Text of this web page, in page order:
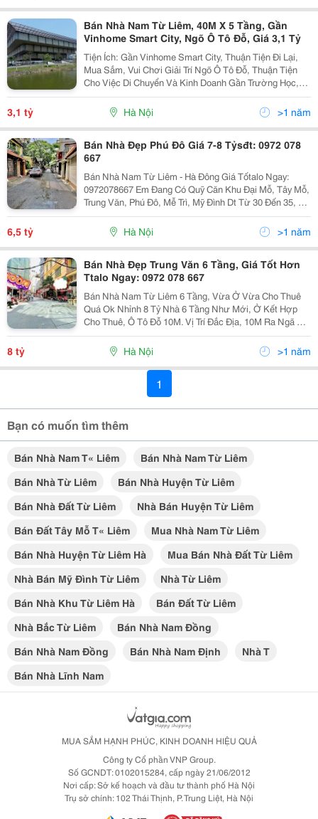
Bán Nhà Nam Từ Liêm, 40M X 5 Tầng, Gần
Vinhome Smart City, Ngõ Ô Tô Đỗ, Giá 3,1 Tỷ
Tiện Ích: Gần Vinhome Smart City, Thuận Tiện Đi Lại,
Mua Sắm, Vui Chơi Giải Trí Ngõ Ô Tô Đỗ, Thuận Tiện
Cho Việc Di Chuyển Và Kinh Doanh Gần Trường Học,
Bệnh Viện, Chợ, Siêu Thị,... Mô Tả: Nhà Được A Mạnh
Chủ Nhà Xây Chắc Chắn, Kiên Cố...
3,1 tỷ Hà Nội >1 năm
Bán Nhà Đẹp Phú Đô Giá 7-8 Tỷsđt: 0972 078
667
Bán Nhà Nam Từ Liêm - Hà Đông Giá Tốtalo Ngay:
0972078667 Em Đang Có Quỹ Căn Khu Đại Mỗ, Tây Mỗ,
Trung Văn, Phú Đô, Mễ Trì, Mỹ Đình Dt Từ 30 Đến 35, 40,
50 M2 Giá Khoảng 5 -6 -7 - 8- 9 Tỷ Anh Chị Đang Tìm
Nhà Gọi Ngay Em Nhé...
6,5 tỷ Hà Nội >1 năm
Bán Nhà Đẹp Trung Văn 6 Tầng, Giá Tốt Hơn
Ttalo Ngay: 0972 078 667
Bán Nhà Nam Từ Liêm 6 Tầng, Vừa Ở Vừa Cho Thuê
Quá Ok Nhỉnh 8 Tỷ Nhà 6 Tầng Như Mới, Ở Kết Hợp
Cho Thuê, Ô Tô Đỗ 10M. Vị Trí Đắc Địa, 10M Ra Ngã Ba
Ô Tô Tải Quay Đầu, Vài Bước Ra Bãi Xe Ô Tô, Gần Chợ
Dân Sinh Giá Rẻ Như Chợ Quê, Đồ Tươi...
8 tỷ Hà Nội >1 năm
1
Bạn có muốn tìm thêm
Bán Nhà Nam T« Liêm
Bán Nhà Nam Từ Liêm
Bán Nhà Từ Liêm
Bán Nhà Huyện Từ Liêm
Bán Nhà Đất Từ Liêm
Nhà Bán Huyện Từ Liêm
Bán Đất Tây Mỗ T« Liêm
Mua Nhà Nam Từ Liêm
Bán Nhà Huyện Từ Liêm Hà
Mua Bán Nhà Đất Từ Liêm
Nhà Bán Mỹ Đình Từ Liêm
Nhà Từ Liêm
Bán Nhà Khu Từ Liêm Hà
Bán Đất Từ Liêm
Nhà Bắc Từ Liêm
Bán Nhà Nam Đồng
Bán Nhà Nam Đồng
Bán Nhà Nam Định
Nhà T
Bán Nhà Lĩnh Nam
MUA SẮM HẠNH PHÚC, KINH DOANH HIỆU QUẢ
Công ty Cổ phần VNP Group.
Số GCNDT: 0102015284, cấp ngày 21/06/2012
Nơi cấp: Sở kế hoạch và đầu tư thành phố Hà Nội
Trụ sở chính: 102 Thái Thịnh, P. Trung Liệt, Hà Nội